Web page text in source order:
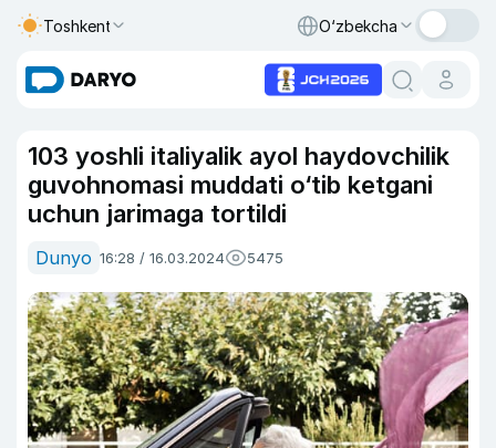
Toshkent O‘zbekcha
103 yoshli italiyalik ayol haydovchilik
guvohnomasi muddati o‘tib ketgani
uchun jarimaga tortildi
Dunyo 16:28 / 16.03.2024 5475